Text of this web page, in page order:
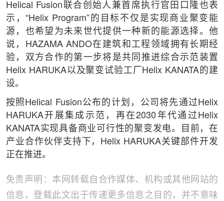
Helical Fusion联合创始人兼首席执行官田口隆也表
示，“Helix Program”的目标不仅是实现商业聚变能
源，也希望为未来世代提供一种新的能源选择。他
说，HAZAMA ANDO在建筑和工程领域拥有长期经
验，双方合作的第一步将是共同推进综合示范装置
Helix HARUKA以及聚变试验工厂Helix KANATA的建
设。
按照Helical Fusion公布的计划，公司将先通过Helix
HARUKA开展集成示范，再在2030年代通过Helix
KANATA实现具备商业可行性的聚变发电。目前，在
产业合作伙伴支持下，Helix HARUKA关键部件开发
正在推进。
免责声明：本网转载自合作媒体、机构或其他网站的
信息，登载此文出于传递更多信息之目的，并不意味